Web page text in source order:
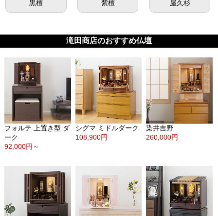
黒檀 紫檀 屋久杉
滝田商店のおすすめ仏壇
フォルテ 上置き型 ダ
ーク
92,000円～
シグマ ミドルダーク
108,900円
染井吉野
260,000円